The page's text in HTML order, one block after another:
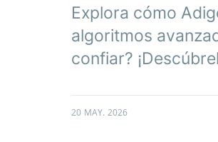
Explora cómo
algoritmos
confiar?
20 MAY. 2026